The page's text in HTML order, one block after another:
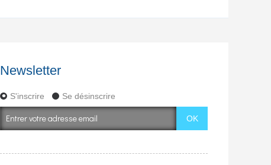
Newsletter
S'inscrire Se désinscrire